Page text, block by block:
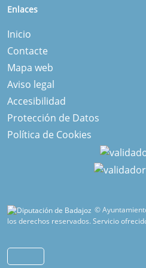
Enlaces
Inicio
Contacte
Mapa web
Aviso legal
Accesibilidad
Protección de Datos
Política de Cookies
©
los derechos reservados.Servicio